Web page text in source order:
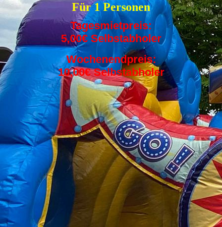
Für 1 Personen
Tagesmietpreis:
5,00€ Selbstabholer
Wochenendpreis:
10,00€ Selbstabholer